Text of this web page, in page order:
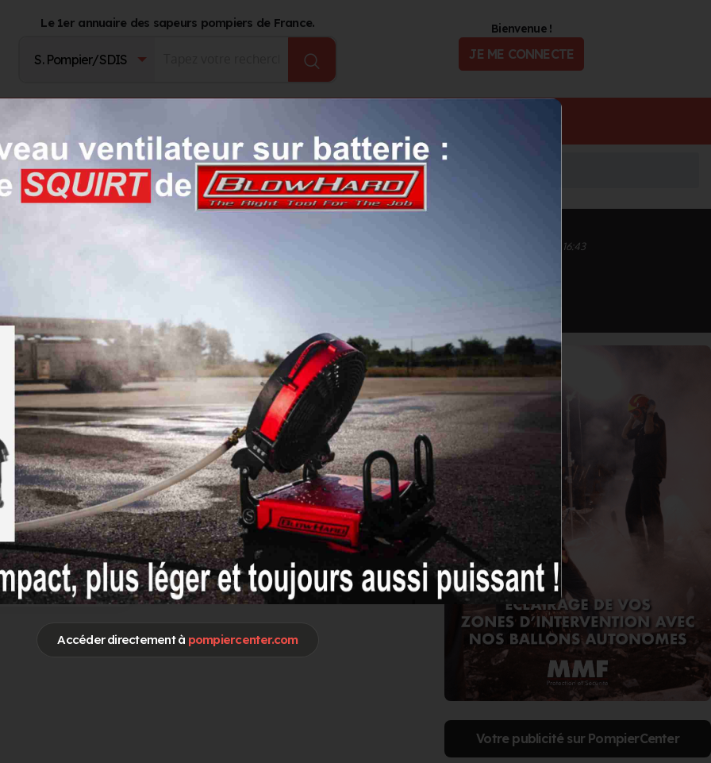
Accéder directement à pompiercenter.com
Le 1er annuaire des sapeurs pompiers de France. Bienvenue !
JE ME CONNECTE
Informations mises à jour le 22/09/2020 à 16:43
publicité sur
Pompier Center
Votre publicité sur PompierCenter